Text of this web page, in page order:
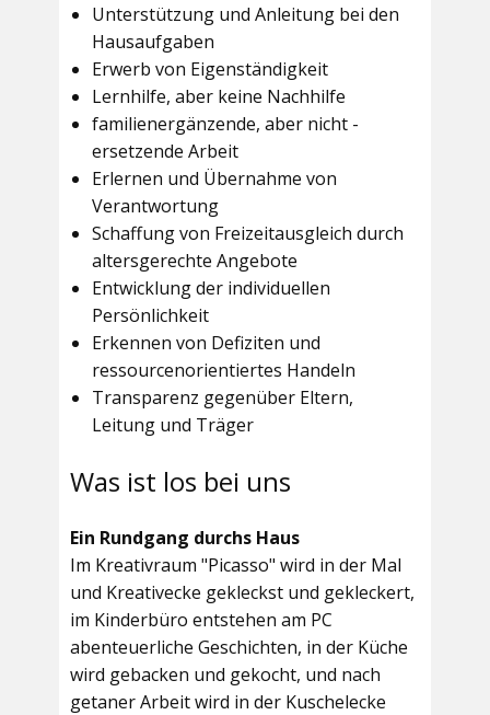
Unterstützung und Anleitung bei den
Hausaufgaben
Erwerb von Eigenständigkeit
Lernhilfe, aber keine Nachhilfe
familienergänzende, aber nicht -
ersetzende Arbeit
Erlernen und Übernahme von
Verantwortung
Schaffung von Freizeitausgleich durch
altersgerechte Angebote
Entwicklung der individuellen
Persönlichkeit
Erkennen von Defiziten und
ressourcenorientiertes Handeln
Transparenz gegenüber Eltern,
Leitung und Träger
Was ist los bei uns
Ein Rundgang durchs Haus
Im Kreativraum "Picasso" wird in der Mal
und Kreativecke gekleckst und gekleckert,
im Kinderbüro entstehen am PC
abenteuerliche Geschichten, in der Küche
wird gebacken und gekocht, und nach
getaner Arbeit wird in der Kuschelecke